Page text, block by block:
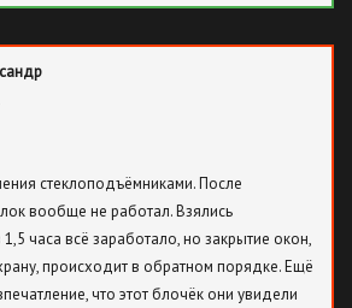
стеклоподъёмниками. После
вообще не работал. Взялись
часа всё заработало, но закрытие окон,
происходит в обратном порядке. Ещё
что этот блочёк они увидели